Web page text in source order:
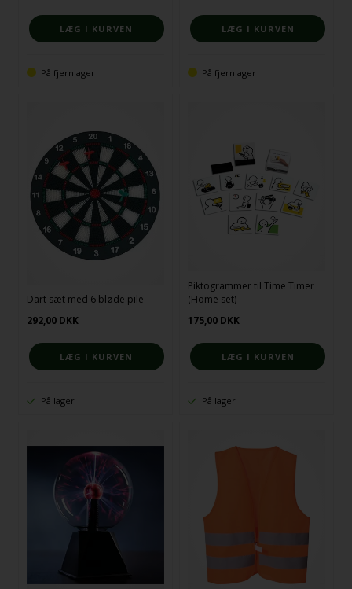
På fjernlager På fjernlager
Dart sæt med 6 bløde pile
292,00 DKK
På lager
Piktogrammer til Time Timer
(Home set)
175,00 DKK
På lager